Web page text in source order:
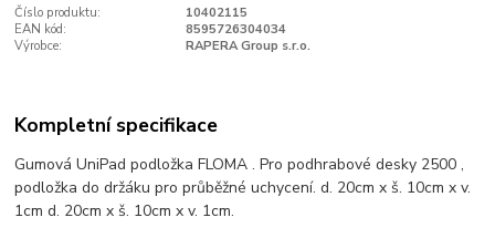
Číslo produktu:
10402115
EAN kód:
8595726304034
Výrobce:
RAPERA Group s.r.o.
Kompletní specifikace
Gumová UniPad podložka FLOMA . Pro podhrabové desky 2500 ,
podložka do držáku pro průběžné uchycení. d. 20cm x š. 10cm x v.
1cm d. 20cm x š. 10cm x v. 1cm.